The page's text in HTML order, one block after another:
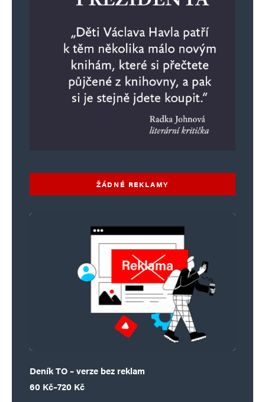
Informujte mě o nových příspěvcích e-mailem.
ŽÁDNÉ REKLAMY
Deník TO – verze bez reklam
60 Kč–720 Kč
Rozpětí cen: 60 Kč až 720 Kč